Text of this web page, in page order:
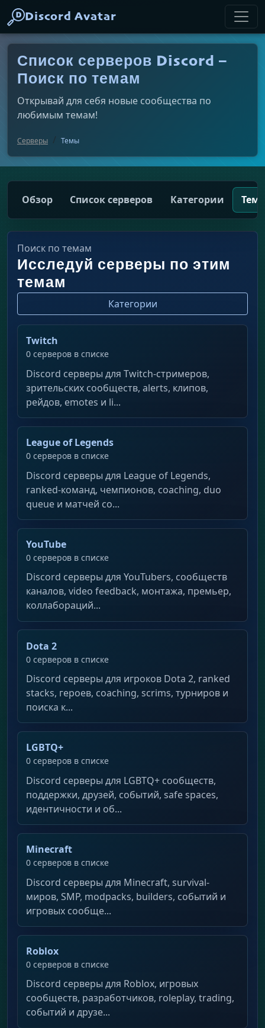
Discord Avatar
Список серверов Discord –
Поиск по темам
Открывай для себя новые сообщества по
любимым темам!
Серверы Темы
Обзор Список серверов Категории
Поиск по темам
Исследуй серверы по этим
темам
Категории
Twitch
0 серверов в списке
Discord серверы для Twitch-стримеров,
зрительских сообществ, alerts, клипов,
рейдов, emotes и li...
League of Legends
0 серверов в списке
Discord серверы для League of Legends,
ranked-команд, чемпионов, coaching, duo
queue и матчей со...
YouTube
0 серверов в списке
Discord серверы для YouTubers, сообществ
каналов, video feedback, монтажа, премьер,
коллабораций...
Dota 2
0 серверов в списке
Discord серверы для игроков Dota 2, ranked
stacks, героев, coaching, scrims, турниров и
поиска к...
LGBTQ+
0 серверов в списке
Discord серверы для LGBTQ+ сообществ,
поддержки, друзей, событий, safe spaces,
идентичности и об...
Minecraft
0 серверов в списке
Discord серверы для Minecraft, survival-
миров, SMP, modpacks, builders, событий и
игровых сообще...
Roblox
0 серверов в списке
Discord серверы для Roblox, игровых
сообществ, разработчиков, roleplay, trading,
событий и друзе...